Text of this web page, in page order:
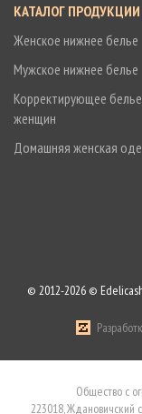
КАТАЛОГ ПРОДУКЦИИ
Женское нижнее белье
Мужское нижнее белье
Корректирующее
женщин
Домашняя женская
© 2012-2026 ©
Общество с
223018, Ждановичский